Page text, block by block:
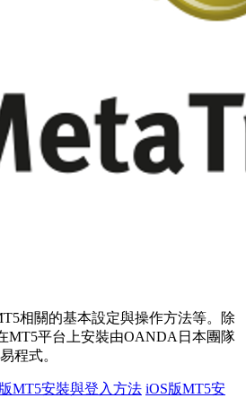
相關的基本設定與操作方法等。除
MT5平台上安裝由OANDA日本團隊
程式。
MT5安裝與登入方法 iOS版MT5安